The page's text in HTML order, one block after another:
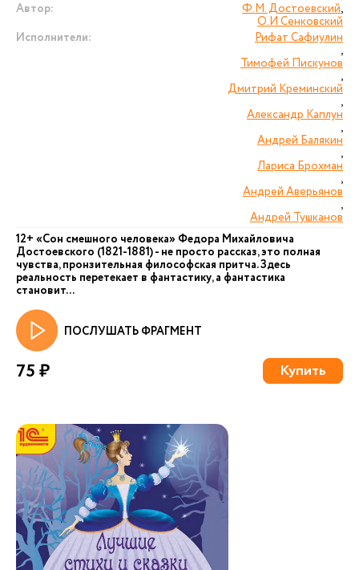
Автор: Ф.М. Достоевский,
О.И Сенковский
Исполнители:
Рифат Сафиулин
,
Тимофей Пискунов
,
Дмитрий Креминский
,
Александр Каплун
,
Андрей Балякин
,
Лариса Брохман
,
Андрей Аверьянов
,
Андрей Тушканов
12+ «Сон смешного человека» Федора Михайловича
Достоевского (1821-1881) - не просто рассказ, это полная
чувства, пронзительная философская притча. Здесь
реальность перетекает в фантастику, а фантастика
становит...
ПОСЛУШАТЬ ФРАГМЕНТ
75 ₽ Купить